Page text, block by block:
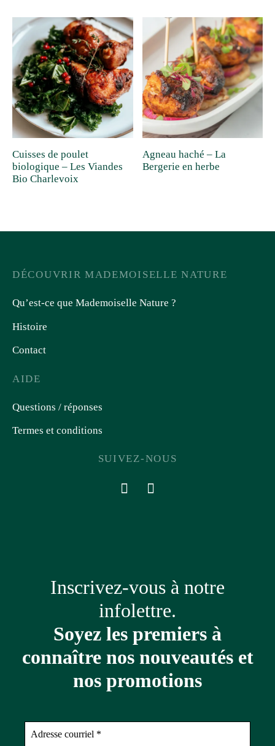
Cuisses de poulet
biologique – Les Viandes
Bio Charlevoix
Agneau haché – La
Bergerie en herbe
DÉCOUVRIR MADEMOISELLE NATURE
Qu’est-ce que Mademoiselle Nature ?
Histoire
Contact
AIDE
Questions / réponses
Termes et conditions
SUIVEZ-NOUS
Inscrivez-vous à notre
infolettre.
Soyez les premiers à
connaître nos nouveautés et
nos promotions